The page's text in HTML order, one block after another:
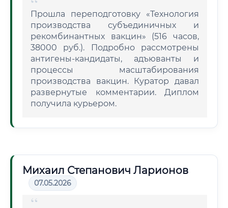
Прошла переподготовку «Технология
производства субъединичных и
рекомбинантных вакцин» (516 часов,
38000 руб.). Подробно рассмотрены
антигены-кандидаты, адъюванты и
процессы масштабирования
производства вакцин. Куратор давал
развернутые комментарии. Диплом
получила курьером.
Михаил Степанович Ларионов
07.05.2026